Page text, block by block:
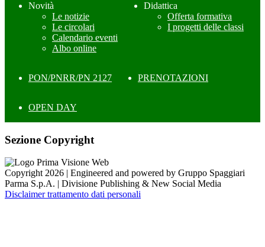
Novità
Le notizie
Le circolari
Calendario eventi
Albo online
Didattica
Offerta formativa
I progetti delle classi
PON/PNRR/PN 2127 PRENOTAZIONI
OPEN DAY
Sezione Copyright
Copyright 2026 | Engineered and powered by Gruppo Spaggiari
Parma S.p.A. | Divisione Publishing & New Social Media
Disclaimer trattamento dati personali